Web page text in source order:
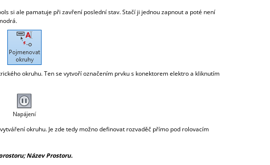
si ale pamatuje při zavření poslední stav. Stačí ji jednou zapnout a poté není
okruhu. Ten se vytvoří označením prvku s konektorem elektro a kliknutím
okruhu. Je zde tedy možno definovat rozvaděč přímo pod rolovacím
Název Prostoru.